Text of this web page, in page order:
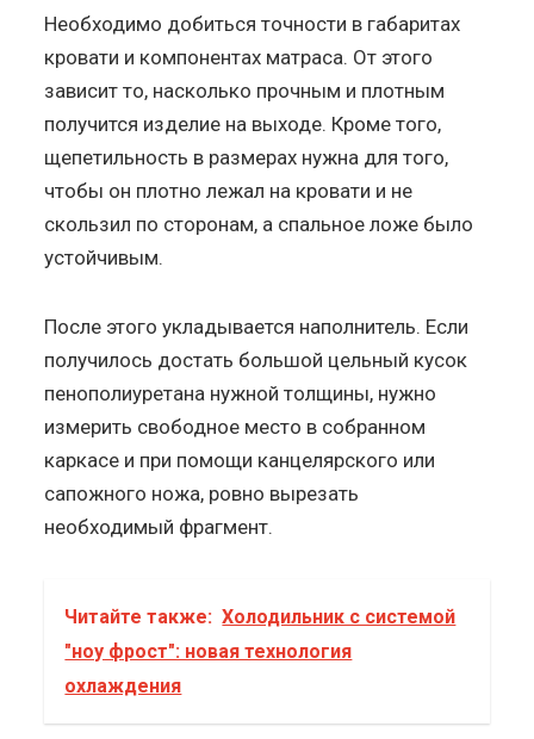
Необходимо добиться точности в габаритах
кровати и компонентах матраса. От этого
зависит то, насколько прочным и плотным
получится изделие на выходе. Кроме того,
щепетильность в размерах нужна для того,
чтобы он плотно лежал на кровати и не
скользил по сторонам, а спальное ложе было
устойчивым.
После этого укладывается наполнитель. Если
получилось достать большой цельный кусок
пенополиуретана нужной толщины, нужно
измерить свободное место в собранном
каркасе и при помощи канцелярского или
сапожного ножа, ровно вырезать
необходимый фрагмент.
Читайте также: Холодильник с системой
"ноу фрост": новая технология
охлаждения